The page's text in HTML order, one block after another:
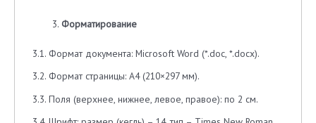
Форматирование
3.1. Формат документа: Microsoft Word (*.doc, *.docx).
3.2. Формат страницы: А4 (210×297 мм).
3.3. Поля (верхнее, нижнее, левое, правое): по 2 см.